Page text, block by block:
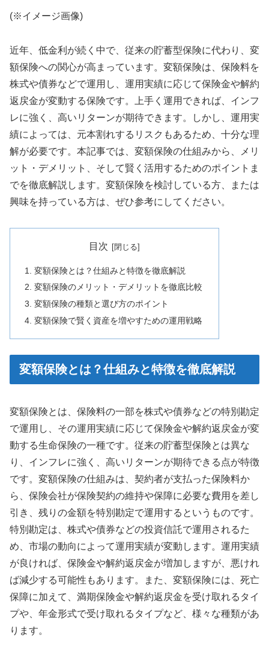
(※イメージ画像)
近年、低金利が続く中で、従来の貯蓄型保険に代わり、変
額保険への関心が高まっています。変額保険は、保険料を
株式や債券などで運用し、運用実績に応じて保険金や解約
返戻金が変動する保険です。上手く運用できれば、インフ
レに強く、高いリターンが期待できます。しかし、運用実
績によっては、元本割れするリスクもあるため、十分な理
解が必要です。本記事では、変額保険の仕組みから、メリ
ット・デメリット、そして賢く活用するためのポイントま
でを徹底解説します。変額保険を検討している方、または
興味を持っている方は、ぜひ参考にしてください。
目次
変額保険とは？仕組みと特徴を徹底解説
変額保険のメリット・デメリットを徹底比較
変額保険の種類と選び方のポイント
変額保険で賢く資産を増やすための運用戦略
変額保険とは？仕組みと特徴を徹底解説
変額保険とは、保険料の一部を株式や債券などの特別勘定
で運用し、その運用実績に応じて保険金や解約返戻金が変
動する生命保険の一種です。従来の貯蓄型保険とは異な
り、インフレに強く、高いリターンが期待できる点が特徴
です。変額保険の仕組みは、契約者が支払った保険料か
ら、保険会社が保険契約の維持や保障に必要な費用を差し
引き、残りの金額を特別勘定で運用するというものです。
特別勘定は、株式や債券などの投資信託で運用されるた
め、市場の動向によって運用実績が変動します。運用実績
が良ければ、保険金や解約返戻金が増加しますが、悪けれ
ば減少する可能性もあります。また、変額保険には、死亡
保障に加えて、満期保険金や解約返戻金を受け取れるタイ
プや、年金形式で受け取れるタイプなど、様々な種類があ
ります。